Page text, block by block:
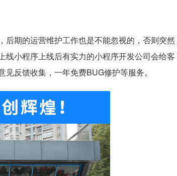
期的运营维护工作也是不能忽视的，否则突然
小程序上线后有实力的小程序开发公司会给客
反馈收集，一年免费BUG修护等服务。